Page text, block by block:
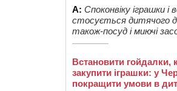
А: Споконвіку іграшки і
стосується дитячого
також-посуд і миючі
Встановити гойдалки,
закупити іграшки: у
покращити умови в